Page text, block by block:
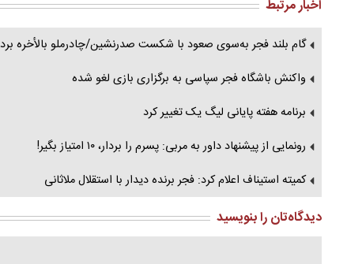
اخبار مرتبط
گام بلند فجر به‌سوی صعود با شکست صدرنشین/چادرملو بالأخره برد
واکنش باشگاه فجر سپاسی به برگزاری بازی لغو شده
برنامه هفته پایانی لیگ یک تغییر کرد
رونمایی از پیشنهاد داور به مربی: پسرم را بردار، ۱۰ امتیاز بگیر!
کمیته استیناف اعلام کرد: فجر برنده دیدار با استقلال ملاثانی
دیدگاه‌تان را بنویسید